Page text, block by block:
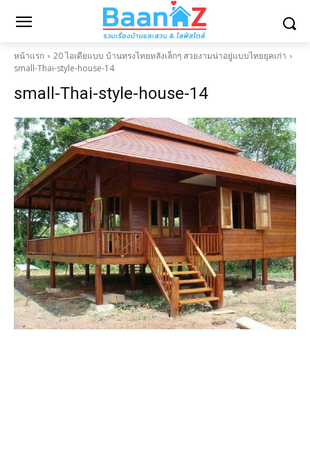
หน้าแรก
20 ไอเดียแบบ บ้านทรงไทยหลังเล็กๆ สวยงามน่าอยู่แบบไทยยุคเก่า
small-Thai-style-house-14
small-Thai-style-house-14